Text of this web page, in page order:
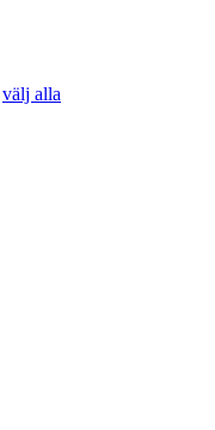
välj alla